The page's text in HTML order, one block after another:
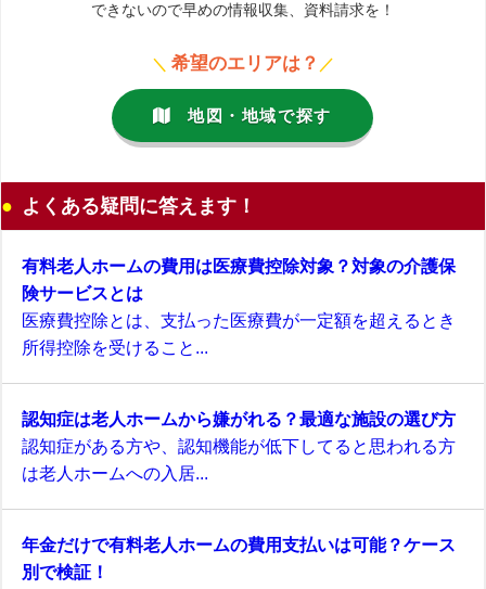
できないので早めの情報収集、資料請求を！
＼ 希望のエリアは？ ／
地図・地域で探す
よくある疑問に答えます！
有料老人ホームの費用は医療費控除対象？対象の介護保
険サービスとは
医療費控除とは、支払った医療費が一定額を超えるとき
所得控除を受けること...
認知症は老人ホームから嫌がれる？最適な施設の選び方
認知症がある方や、認知機能が低下してると思われる方
は老人ホームへの入居...
年金だけで有料老人ホームの費用支払いは可能？ケース
別で検証！